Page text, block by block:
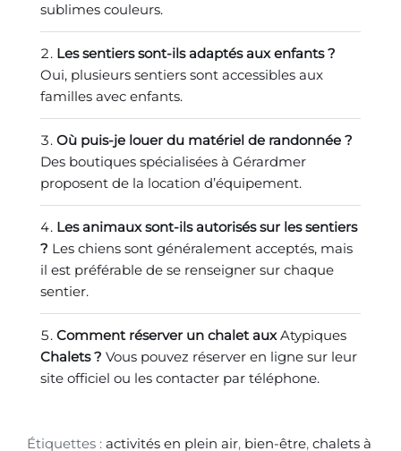
sublimes couleurs.
Les sentiers sont-ils adaptés aux enfants ?
Oui, plusieurs sentiers sont accessibles aux
familles avec enfants.
Où puis-je louer du matériel de randonnée ?
Des boutiques spécialisées à Gérardmer
proposent de la location d’équipement.
Les animaux sont-ils autorisés sur les sentiers
? Les chiens sont généralement acceptés, mais
il est préférable de se renseigner sur chaque
sentier.
Comment réserver un chalet auxAtypiques
Chalets ? Vous pouvez réserver en ligne sur leur
site officiel ou les contacter par téléphone.
Étiquettes : activités en plein air, bien-être, chalets à